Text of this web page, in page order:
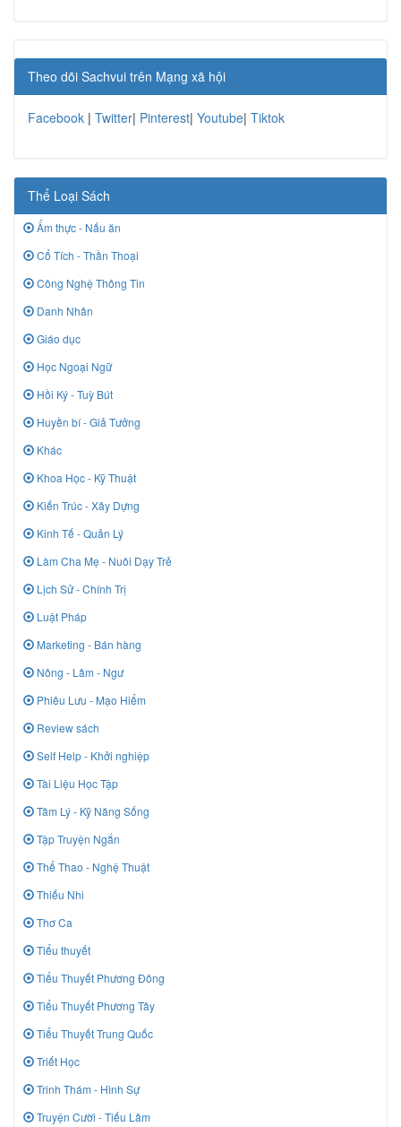
Theo dõi Sachvui trên Mạng xã hội
Facebook | Twitter| Pinterest| Youtube| Tiktok
Thể Loại Sách
Ẩm thực - Nấu ăn
Cổ Tích - Thần Thoại
Công Nghệ Thông Tin
Danh Nhân
Giáo dục
Học Ngoại Ngữ
Hồi Ký - Tuỳ Bút
Huyền bí - Giả Tưởng
Khác
Khoa Học - Kỹ Thuật
Kiến Trúc - Xây Dựng
Kinh Tế - Quản Lý
Làm Cha Mẹ - Nuôi Dạy Trẻ
Lịch Sử - Chính Trị
Luật Pháp
Marketing - Bán hàng
Nông - Lâm - Ngư
Phiêu Lưu - Mạo Hiểm
Review sách
Self Help - Khởi nghiệp
Tài Liệu Học Tập
Tâm Lý - Kỹ Năng Sống
Tập Truyện Ngắn
Thể Thao - Nghệ Thuật
Thiếu Nhi
Thơ Ca
Tiểu thuyết
Tiểu Thuyết Phương Đông
Tiểu Thuyết Phương Tây
Tiểu Thuyết Trung Quốc
Triết Học
Trinh Thám - Hình Sự
Truyện Cười - Tiếu Lâm